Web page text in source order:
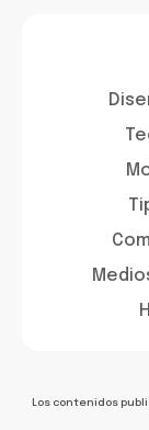
Los contenidos